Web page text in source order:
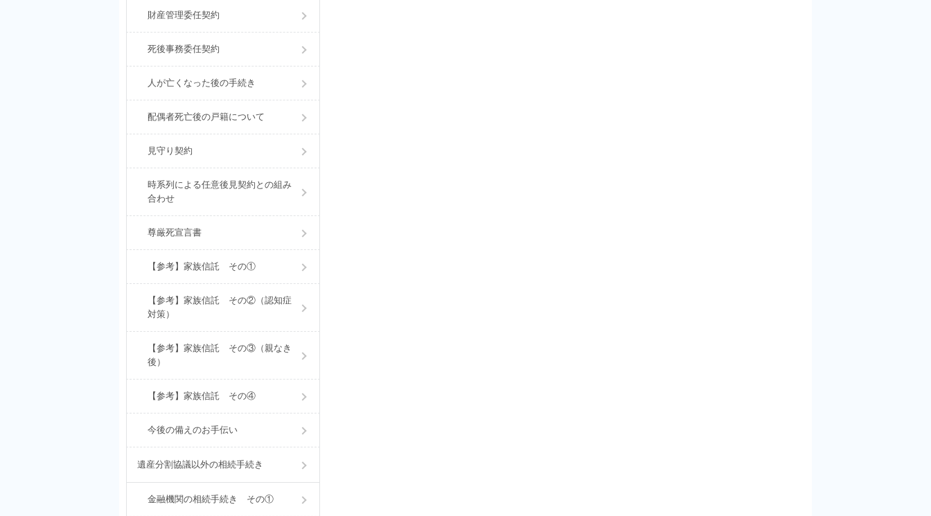
財産管理委任契約
死後事務委任契約
人が亡くなった後の手続き
配偶者死亡後の戸籍について
見守り契約
時系列による任意後見契約との組み
合わせ
尊厳死宣言書
【参考】家族信託 その①
【参考】家族信託 その②（認知症
対策）
【参考】家族信託 その③（親なき
後）
【参考】家族信託 その④
今後の備えのお手伝い
遺産分割協議以外の相続手続き
金融機関の相続手続き その①